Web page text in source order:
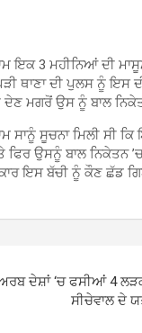
ਇਕ 3 ਮਹੀਨਿਆਂ ਦੀ
ਥਾਣਾ ਦੀ ਪੁਲਸ ਨੂੰ ਇਸ
ਦੇਣ ਮਗਰੋਂ ਉਸ ਨੂੰ ਬਾਲ
ਸਾਨੂੰ ਸੂਚਨਾ ਮਿਲੀ ਸੀ
ਉਸਨੂੰ ਬਾਲ ਨਿਕੇਤਨ ’ਚ
ਇਸ ਬੱਚੀ ਨੂੰ ਕੌਣ ਛੱਡ
ਦੇਸ਼ਾਂ ‘ਚ ਫਸੀਆਂ 4
ਸੀਚੇਵਾਲ ਦੇ